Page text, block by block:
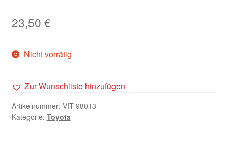
23,50 €
Nicht vorrätig
Zur Wunschliste hinzufügen
Artikelnummer: VIT 98013
Kategorie: Toyota